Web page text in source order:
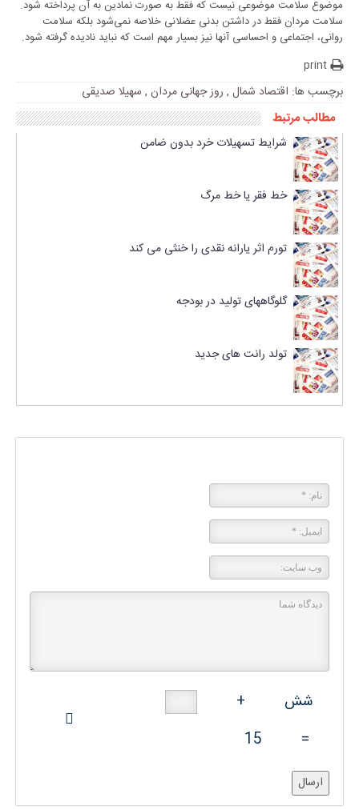
موضوع سلامت موضوعی نیست که فقط به صورت نمادین به آن پرداخته شود.
سلامت مردان فقط در داشتن بدنی عضلانی خلاصه نمی‌شود بلکه سلامت
روانی، اجتماعی و احساسی آنها نیز بسیار مهم است که نباید نادیده گرفته شود.
print
برچسب ها: اقتصاد شمال , روز جهانی مردان , سهیلا صدیقی
مطالب مرتبط
شرایط تسهیلات خرد بدون ضامن
خط فقر یا خط مرگ
تورم اثر یارانه نقدی را خنثی می کند
گلوگاههای تولید در بودجه
تولد رانت های جدید
شش
+
=
15
ارسال